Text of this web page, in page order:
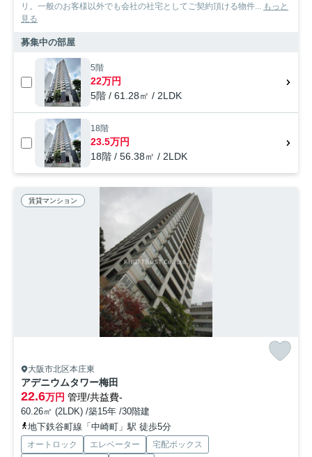
リ。一般のお客様以外でも会社の社宅としてご契約頂ける物件... もっと
見る
募集中の部屋
5階
22万円
5階 / 61.28㎡ / 2LDK
18階
23.5万円
18階 / 56.38㎡ / 2LDK
賃貸マンション
大阪市北区本庄東
アデニウムタワー梅田
22.6万円 管理/共益費-
60.26㎡ (2LDK) /築15年 /30階建
地下鉄谷町線「中崎町」駅 徒歩5分
オートロック エレベーター
宅配ボックス